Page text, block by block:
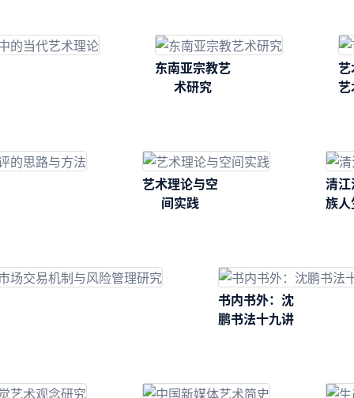
东南亚宗教艺
术研究
艺
艺
艺术理论与空
间实践
清江
族人
书内书外：沈
鹏书法十九讲